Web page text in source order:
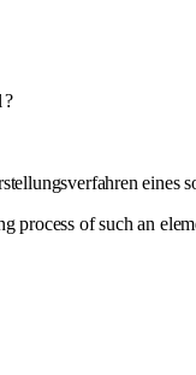
?
eines
process of such an